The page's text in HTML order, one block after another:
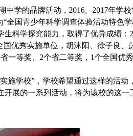
学的品牌活动，2016、2017年学
全国青少年科学调查体验活动特色学
科学探究能力，取得了优异成绩：
优秀实施单位，胡沐阳、徐子良、
一等奖、2个省二等奖，1个全国优
施学校”，学校希望通过这样的活动
展的一系列活动，将为该校的这一